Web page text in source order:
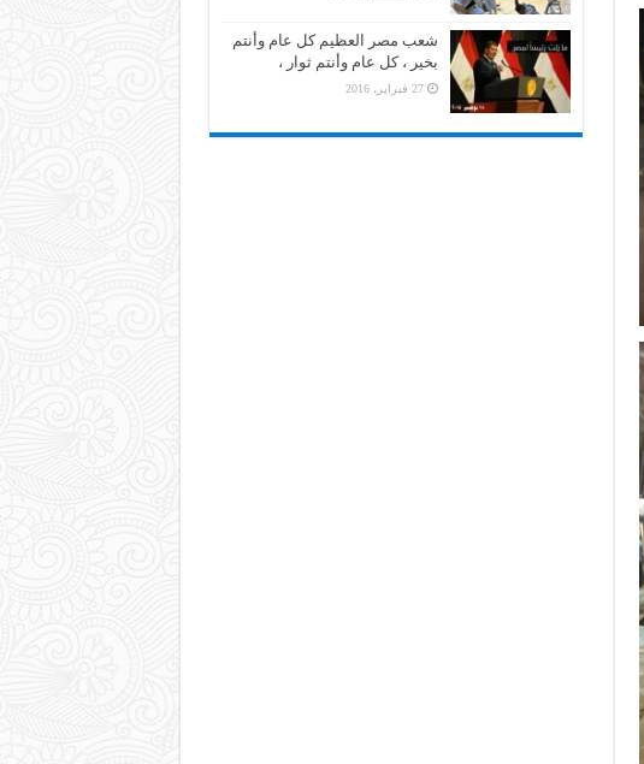
شعب مصر العظيم كل عام وأنتم
بخير ، كل عام وأنتم ثوار ،
27 فبراير، 2016